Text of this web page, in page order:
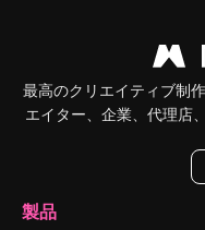
最高のクリエイティブ制
エイター、企業、代理店
製品